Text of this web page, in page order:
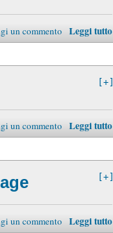
un commento Leggi tutto
[+]
un commento Leggi tutto
[+]
un commento Leggi tutto